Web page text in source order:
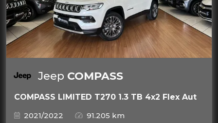
Jeep COMPASS
COMPASS LIMITED T270 1.3 TB 4x2 Flex Aut
2021/2022
91.205 km